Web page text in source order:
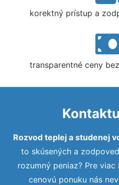
korektný prístup a
transparentné ceny
Rozvod teplej a studenej
to skúsených a
rozumný peniaz? Pre
cenovú ponuku nás